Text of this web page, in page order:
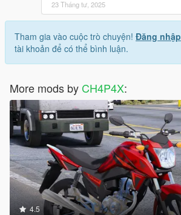
23 Tháng tư, 2025
Tham gia vào cuộc trò chuyện! Đăng nhập
tài khoản để có thể bình luận.
More mods by CH4P4X:
4.5